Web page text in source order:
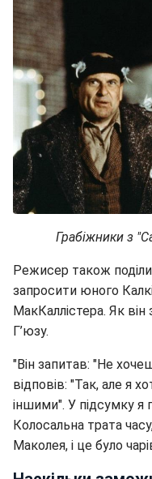
Грабіжники з
Режисер також
запросити юного
МакКаллістера. Як
Г’юзу.
"Він запитав: "Не
відповів: "Так, але я
іншими". У підсумку я
Колосальна трата
Маколея, і це було